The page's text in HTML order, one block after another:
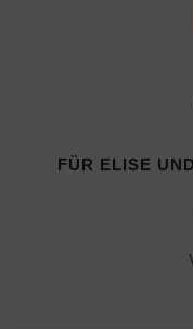
FÜR ELISE